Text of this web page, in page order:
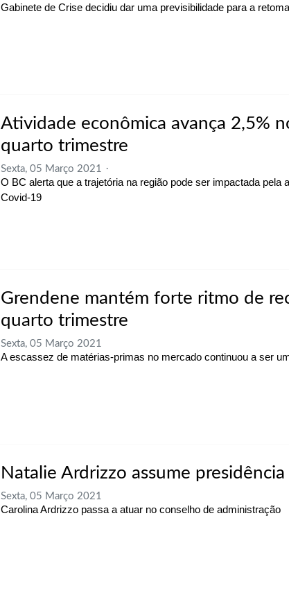
Gabinete de Crise decidiu dar uma previsibilidade para a
Atividade econômica avança 2,5%
quarto trimestre
Sexta, 05 Março 2021
O BC alerta que a trajetória na região pode ser impactada pela
Covid-19
Grendene mantém forte ritmo de
quarto trimestre
Sexta, 05 Março 2021
A escassez de matérias-primas no mercado continuou a ser
Natalie Ardrizzo assume
Sexta, 05 Março 2021
Carolina Ardrizzo passa a atuar no conselho de administração